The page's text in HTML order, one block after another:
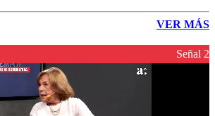
VER MÁS
Señal 2